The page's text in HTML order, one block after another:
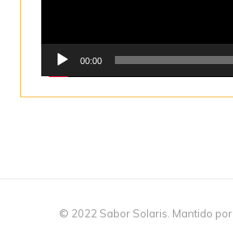
00:00
© 2022 Sabor Solaris. Mantido por